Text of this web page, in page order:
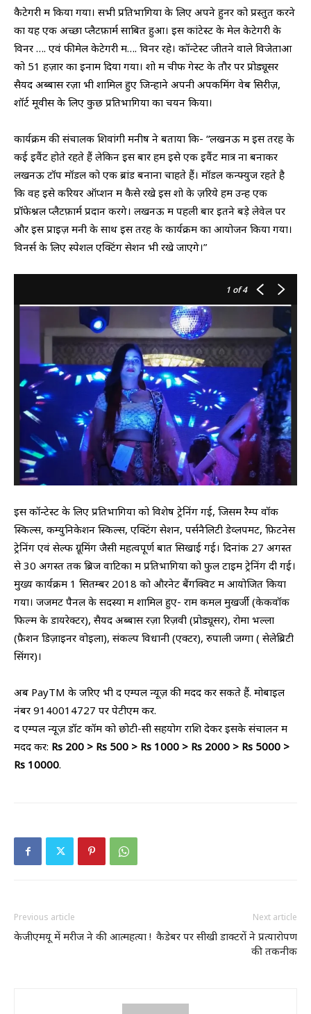
कैटेगरी में किया गया। सभी प्रतिभागियों के लिए अपने हुनर को प्रस्तुत करने
का यह एक अच्छा प्लैटफ़ार्म साबित हुआ। इस कांटेस्ट के मेल केटेगरी के
विनर …. एवं फीमेल केटेगरी में…. विनर रहे। कॉन्टेस्ट जीतने वाले विजेताओं
को 51 हज़ार का इनाम दिया गया। शो में चीफ गेस्ट के तौर पर प्रोड्यूसर
सैयद अब्बास रज़ा भी शामिल हुए जिन्होंने अपनी अपकमिंग वेब सिरीज़,
शॉर्ट मूवीस के लिए कुछ प्रतिभागियों का चयन किया।
कार्यक्रम की संचालक शिवांगी मनीष ने बताया कि- “लखनऊ में इस तरह के
कई इवैंट होते रहते हैं लेकिन इस बार हम इसे एक इवैंट मात्र ना बनाकर
लखनऊ टॉप मॉडल को एक ब्रांड बनाना चाहते हैं। मॉडल कन्फ्युज रहते है
कि वह इसे करियर ऑप्शन में कैसे रखे इस शो के ज़रिये हम उन्हें एक
प्रॉफेश्नल प्लैटफ़ार्म प्रदान करेंगे। लखनऊ में पहली बार इतने बड़े लेवेल पर
और इस प्राइज़ मनी के साथ इस तरह के कार्यक्रम का आयोजन किया गया।
विनर्स के लिए स्पेशल एक्टिंग सेशन भी रखे जाएगे।”
1 of 4
इस कॉन्टेस्ट के लिए प्रतिभागियों को विशेष ट्रेनिंग गई, जिसमें रैम्प वॉक
स्किल्स, कम्युनिकेशन स्किल्स, एक्टिंग सेशन, पर्सनैलिटी डेव्लपमेंट, फ़िटनेस
ट्रेनिंग एवं सेल्फ ग्रूमिंग जैसी महत्वपूर्ण बातें सिखाई गई। दिनांक 27 अगस्त
से 30 अगस्त तक ब्रिज वाटिका में प्रतिभागियों को फुल टाइम ट्रेनिंग दी गई।
मुख्य कार्यक्रम 1 सितम्बर 2018 को औरनेट बैंगक्विट में आयोजित किया
गया। जजमेंट पैनल के सदस्यों में शामिल हुए- राम कमल मुखर्जी (केकवॉक
फिल्म के डायरेक्टर), सैयद अब्बास रज़ा रिज़वी (प्रोड्यूसर), रोमा भल्ला
(फ़ैशन डिज़ाइनर वोइला), संकल्प विधानी (एक्टर), रुपाली जग्गा ( सेलेब्रिटी
सिंगर)।
अब PayTM के जरिए भी द एम्पल न्यूज़ की मदद कर सकते हैं. मोबाइल
नंबर 9140014727 पर पेटीएम करें.
द एम्पल न्यूज़ डॉट कॉम को छोटी-सी सहयोग राशि देकर इसके संचालन में
मदद करें: Rs 200 > Rs 500 > Rs 1000 > Rs 2000 > Rs 5000 >
Rs 10000.
Previous article
केजीएमयू में मरीज ने की आत्महत्या !
Next article
कैडेबर पर सीखी डाक्टरों ने प्रत्यारोपण
की तकनीक